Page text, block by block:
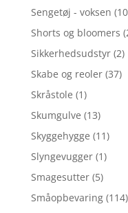
Sengetøj - voksen
Shorts og bloomers
Sikkerhedsudstyr (2)
Skabe og reoler (37)
Skråstole (1)
Skumgulve (13)
Skyggehygge (11)
Slyngevugger (1)
Smagesutter (5)
Småopbevaring (114)